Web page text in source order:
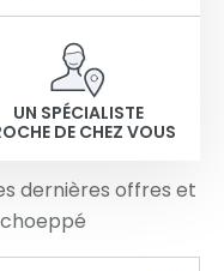
UN SPÉCIALISTE
DE CHEZ VOUS
dernières offres et